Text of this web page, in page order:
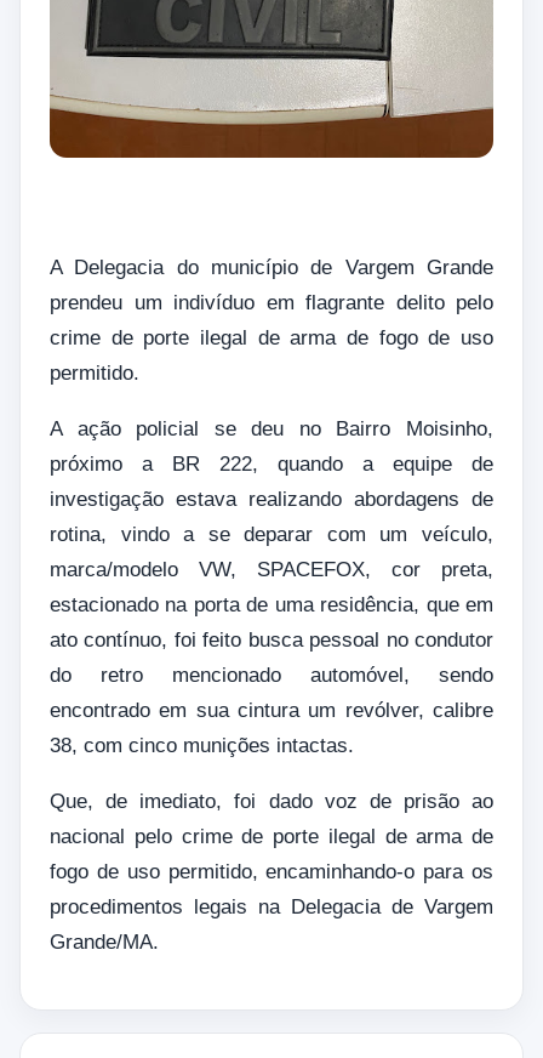
A Delegacia do município de Vargem Grande
prendeu um indivíduo em flagrante delito pelo
crime de porte ilegal de arma de fogo de uso
permitido.
A ação policial se deu no Bairro Moisinho,
próximo a BR 222, quando a equipe de
investigação estava realizando abordagens de
rotina, vindo a se deparar com um veículo,
marca/modelo VW, SPACEFOX, cor preta,
estacionado na porta de uma residência, que em
ato contínuo, foi feito busca pessoal no condutor
do retro mencionado automóvel, sendo
encontrado em sua cintura um revólver, calibre
38, com cinco munições intactas.
Que, de imediato, foi dado voz de prisão ao
nacional pelo crime de porte ilegal de arma de
fogo de uso permitido, encaminhando-o para os
procedimentos legais na Delegacia de Vargem
Grande/MA.